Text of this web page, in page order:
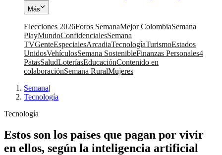
Más
Elecciones 2026Foros SemanaMejor ColombiaSemana
PlayMundoConfidencialesSemana
TVGenteEspecialesArcadiaTecnologíaTurismoEstados
UnidosVehículosSemana SostenibleFinanzas Personales4
PatasSaludLoteríasEducaciónContenido en
colaboraciónSemana RuralMujeres
Semana|
Tecnología
Tecnología
Estos son los países que pagan por vivir
en ellos, según la inteligencia artificial